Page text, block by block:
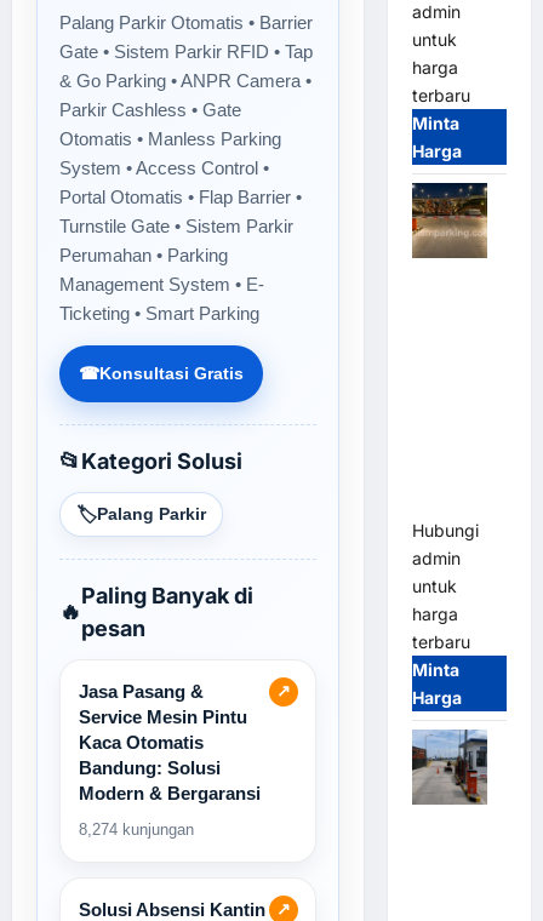
Palang Parkir Otomatis • Barrier
Gate • Sistem Parkir RFID • Tap
& Go Parking • ANPR Camera •
Parkir Cashless • Gate
Otomatis • Manless Parking
System • Access Control •
Portal Otomatis • Flap Barrier •
Turnstile Gate • Sistem Parkir
Perumahan • Parking
Management System • E-
Ticketing • Smart Parking
☎Konsultasi Gratis
📂Kategori Solusi
🏷️Palang Parkir
🔥
Paling Banyak di
pesan
↗
Jasa Pasang &
Service Mesin Pintu
Kaca Otomatis
Bandung: Solusi
Modern & Bergaransi
8,274 kunjungan
↗
Solusi Absensi Kantin
admin
untuk
harga
terbaru
Minta
Harga
Hubungi
admin
untuk
harga
terbaru
Minta
Harga